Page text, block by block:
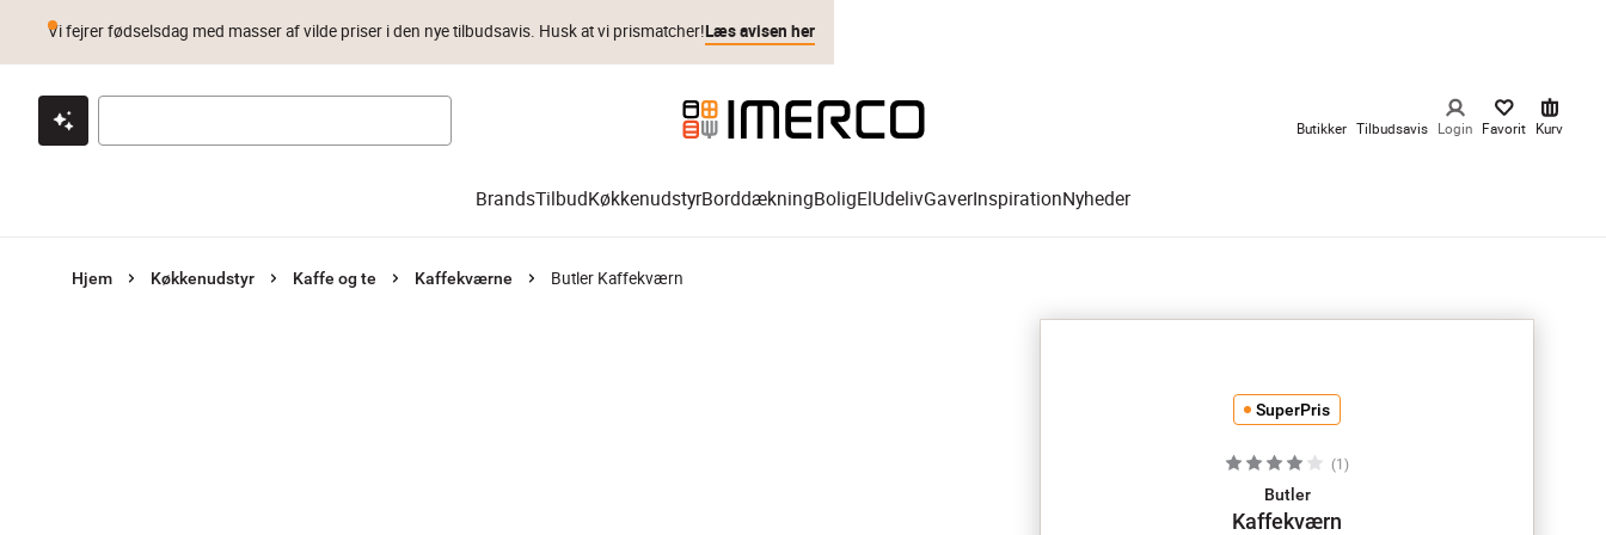
Klik & hent Byt i 1 år Prismatch
Vi fejrer fødselsdag med masser af vilde priser i den nye tilbudsavis. Husk at vi prismatcher!Læs avisen her
Butikker Tilbudsavis Login Favorit Kurv
BrandsTilbudKøkkenudstyrBorddækningBoligElUdelivGaverInspirationNyheder
Hjem Køkkenudstyr Kaffe og te Kaffekværne Butler Kaffekværn
SuperPris
(1 )
Butler
Kaffekværn